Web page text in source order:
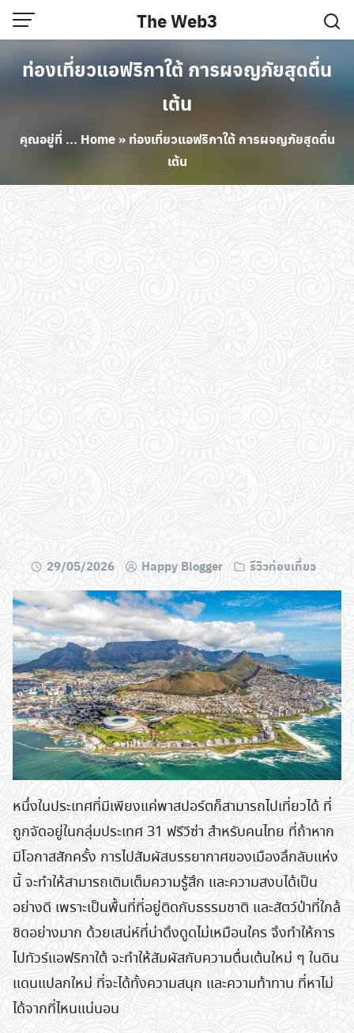
Skip
to
content
The Web3
ท่องเที่ยวแอฟริกาใต้ การผจญภัยสุดตื่น
เต้น
คุณอยู่ที่ ... Home» ท่องเที่ยวแอฟริกาใต้ การผจญภัยสุดตื่น
เต้น
29/05/2026 Happy Blogger รีวิวท่องเที่ยว
หนึ่งในประเทศที่มีเพียงแค่พาสปอร์ตก็สามารถไปเที่ยวได้ ที่
ถูกจัดอยู่ในกลุ่มประเทศ 31 ฟรีวีซ่า สำหรับคนไทย ที่ถ้าหาก
มีโอกาสสักครั้ง การไปสัมผัสบรรยากาศของเมืองลึกลับแห่ง
นี้ จะทำให้สามารถเติมเต็มความรู้สึก และความสงบได้เป็น
อย่างดี เพราะเป็นพื้นที่ที่อยู่ติดกับธรรมชาติ และสัตว์ป่าที่ใกล้
ชิดอย่างมาก ด้วยเสน่ห์ที่น่าดึงดูดไม่เหมือนใคร จึงทำให้การ
ไปทัวร์แอฟริกาใต้ จะทำให้สัมผัสกับความตื่นเต้นใหม่ ๆ ในดิน
แดนแปลกใหม่ ที่จะได้ทั้งความสนุก และความท้าทาน ที่หาไม่
ได้จากที่ไหนแน่นอน